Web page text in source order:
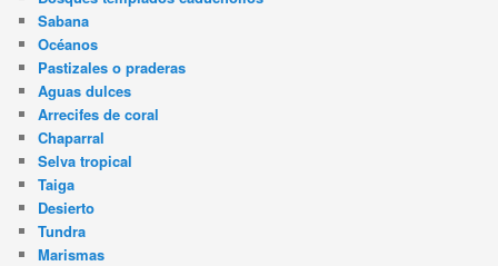
Sabana
Océanos
Pastizales o praderas
Aguas dulces
Arrecifes de coral
Chaparral
Selva tropical
Taiga
Desierto
Tundra
Marismas